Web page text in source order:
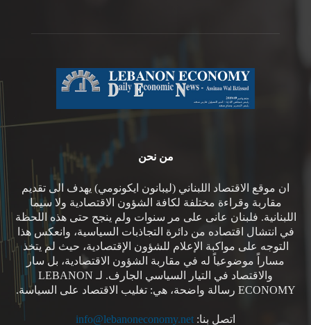
من نحن
ان موقع الاقتصاد اللبناني (ليبانون ايكونومي) يهدف الى تقديم
مقاربة وقراءة مختلفة لكافة الشؤون الاقتصادية ولا سيما
اللبنانية. فلبنان عانى على مر سنوات ولم ينجح حتى هذه اللحظة
في انتشال اقتصاده من دائرة التجاذبات السياسية، وانعكس هذا
التوجه على مواكبة الإعلام للشؤون الإقتصادية، حيث لم يتخذ
مساراً موضوعياً له في مقاربة الشؤون الاقتصادية، بل سار
والاقتصاد في التيار السياسي الجارف. لـ LEBANON
ECONOMY رسالة واضحة، هي: تغليب الاقتصاد على السياسة.
اتصل بنا: info@lebanoneconomy.net